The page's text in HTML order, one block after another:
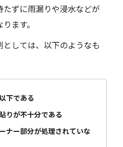
ずに雨漏りや浸水などが
ます。
しては、以下のようなも
下である
りが不十分である
ナー部分が処理されていな